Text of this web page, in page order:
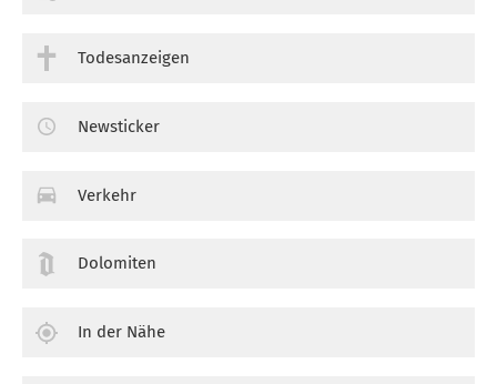
Todesanzeigen
Newsticker
Verkehr
Dolomiten
In der Nähe